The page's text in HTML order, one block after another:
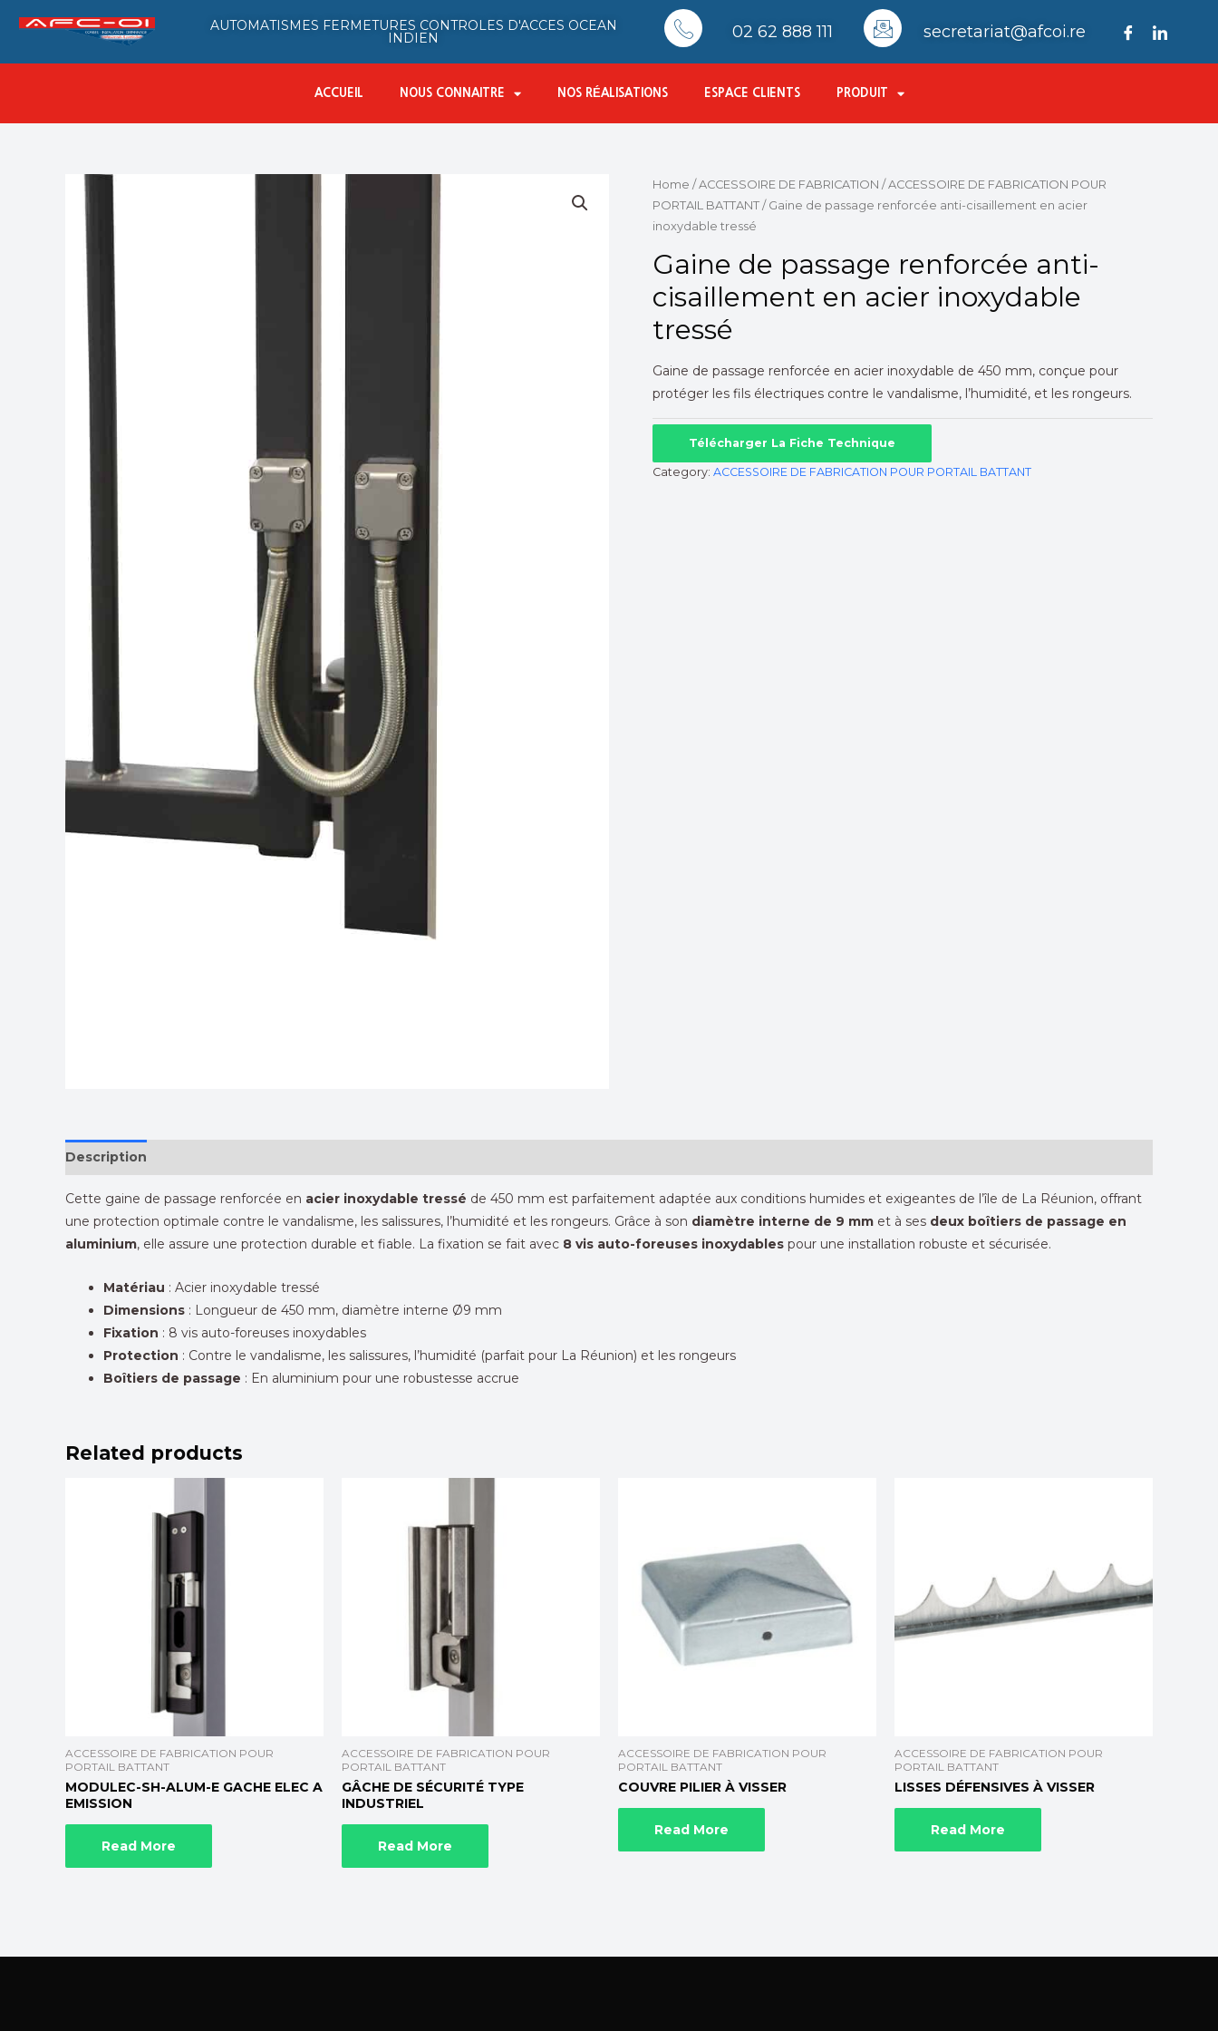
AUTOMATISMES FERMETURES CONTROLES D'ACCES OCEAN
INDIEN 02 62 888 111 secretariat@afcoi.re
ACCUEIL NOUS CONNAITRE NOS RÉALISATIONS ESPACE CLIENTS PRODUIT
Home / ACCESSOIRE DE FABRICATION / ACCESSOIRE DE FABRICATION POUR
PORTAIL BATTANT / Gaine de passage renforcée anti-cisaillement en acier
inoxydable tressé
Gaine de passage renforcée anti-
cisaillement en acier inoxydable
tressé
Gaine de passage renforcée en acier inoxydable de 450 mm, conçue pour
protéger les fils électriques contre le vandalisme, l’humidité, et les rongeurs.
Télécharger La Fiche Technique
Category: ACCESSOIRE DE FABRICATION POUR PORTAIL BATTANT
Description
Cette gaine de passage renforcée en acier inoxydable tressé de 450 mm est parfaitement adaptée aux conditions humides et exigeantes de l’île de La Réunion, offrant
une protection optimale contre le vandalisme, les salissures, l’humidité et les rongeurs. Grâce à son diamètre interne de 9 mm et à ses deux boîtiers de passage en
aluminium, elle assure une protection durable et fiable. La fixation se fait avec 8 vis auto-foreuses inoxydables pour une installation robuste et sécurisée.
Matériau : Acier inoxydable tressé
Dimensions : Longueur de 450 mm, diamètre interne Ø9 mm
Fixation : 8 vis auto-foreuses inoxydables
Protection : Contre le vandalisme, les salissures, l’humidité (parfait pour La Réunion) et les rongeurs
Boîtiers de passage : En aluminium pour une robustesse accrue
Related products
ACCESSOIRE DE FABRICATION POUR
PORTAIL BATTANT
MODULEC-SH-ALUM-E GACHE ELEC A
EMISSION
Read More
ACCESSOIRE DE FABRICATION POUR
PORTAIL BATTANT
GÂCHE DE SÉCURITÉ TYPE
INDUSTRIEL
Read More
ACCESSOIRE DE FABRICATION POUR
PORTAIL BATTANT
COUVRE PILIER À VISSER
Read More
ACCESSOIRE DE FABRICATION POUR
PORTAIL BATTANT
LISSES DÉFENSIVES À VISSER
Read More